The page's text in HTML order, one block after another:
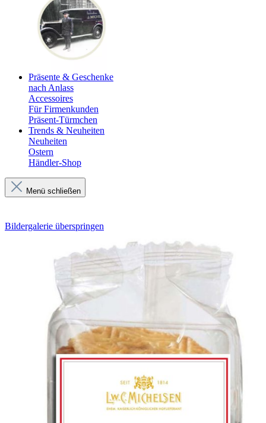
Präsente & Geschenke
nach Anlass
Accessoires
Für Firmenkunden
Präsent-Türmchen
Trends & Neuheiten
Neuheiten
Ostern
Händler-Shop
Menü schließen
Bildergalerie überspringen